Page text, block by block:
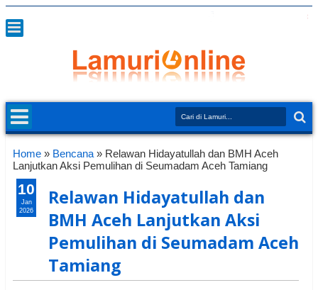
Home » Bencana » Relawan Hidayatullah dan BMH Aceh
Lanjutkan Aksi Pemulihan di Seumadam Aceh Tamiang
Relawan Hidayatullah dan
BMH Aceh Lanjutkan Aksi
Pemulihan di Seumadam Aceh
Tamiang
10
Jan
2026